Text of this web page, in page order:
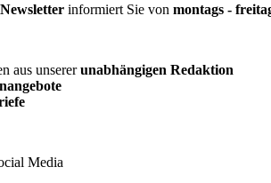
Newsletter informiert Sie von montags -
aus unsererunabhängigen Redaktion
Media